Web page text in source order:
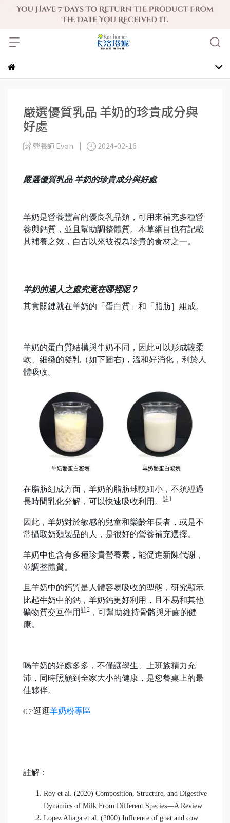
嚴選優質乳品 羊奶的珍貴成分與
好處
營養師 Evon 2024-02-16
嚴選優質乳品 羊奶的珍貴成分與好處
羊奶是營養豐富的優良乳品類，可用來補充多種營
養與鈣質，並且幫助調整體質。本草綱目也有記載
其補養之效，自古以來被視為珍貴的食材之一。
羊奶的過人之處究竟在哪裡呢？
其實關鍵就在羊奶的「蛋白質」和「脂肪］組成。
羊奶的蛋白質結構與牛奶不同，因此可以形成較柔
軟、細緻的凝乳（如下圖右)，溫和好消化，利於人
體吸收。
在脂肪組成方面，羊奶的脂肪球較細小，不須經過
長時間乳化分解，可以快速吸收利用。
註1
因此，羊奶對於敏感的兒童和樂齡年長者，或是不
常攝取奶類製品的人，是很好的營養補充選擇。
羊奶中也含有多種珍貴營養素，能促進新陳代謝，
並調整體質。
且羊奶中的鈣質是人體容易吸收的型態，研究顯示
比起牛奶中的鈣，羊奶鈣更好利用，且不易和其他
礦物質交互作用 註2 ，可幫助維持骨骼與牙齒的健
康。
喝羊奶的好處多多，不僅讓學生、上班族精力充
沛，同時照顧到全家大小的健康，是您餐桌上的最
佳夥伴。
👉逛逛羊奶粉專區
註解：
Roy et al. (2020) Composition, Structure, and Digestive
Dynamics of Milk From Different Species—A Review
Lopez Aliaga et al. (2000) Influence of goat and cow